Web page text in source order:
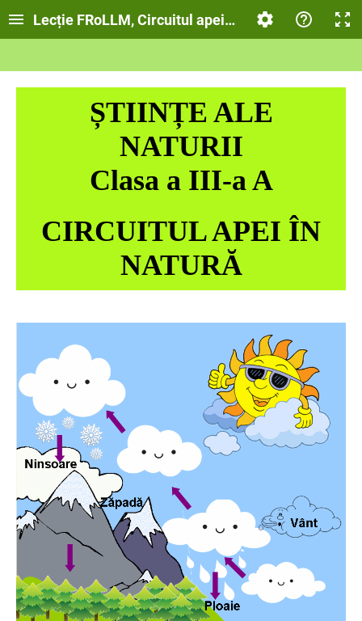
Lecție FRoLLM, Circuitul apei în natură
ȘTIINȚE ALE
NATURII
Clasa a III-a A
CIRCUITUL APEI ÎN
NATURĂ